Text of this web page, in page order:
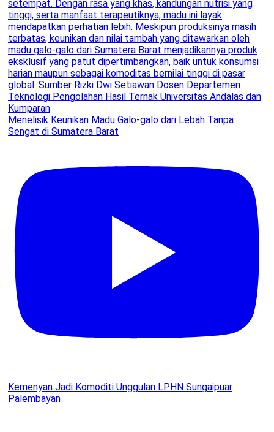
Menelisik Keunikan Madu Galo-galo dari Lebah Tanpa
Sengat di Sumatera Barat
Kemenyan Jadi Komoditi Unggulan LPHN Sungaipuar
Palembayan